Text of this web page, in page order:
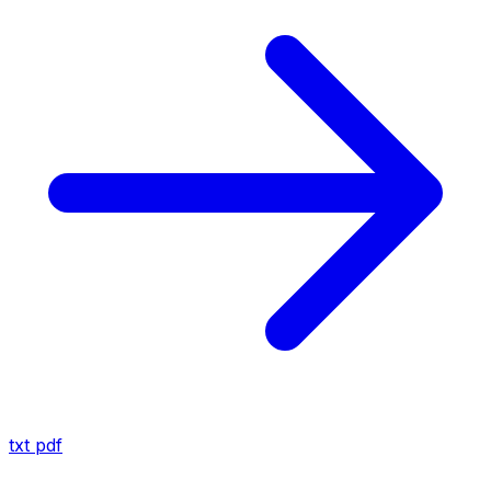
txt pdf